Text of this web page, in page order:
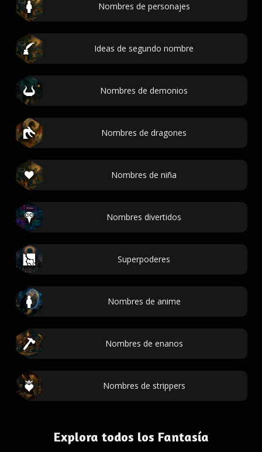
Nombres de personajes
Ideas de segundo nombre
Nombres de demonios
Nombres de dragones
Nombres de niña
Nombres divertidos
Superpoderes
Nombres de anime
Nombres de enanos
Nombres de strippers
Explora todos los Fantasía